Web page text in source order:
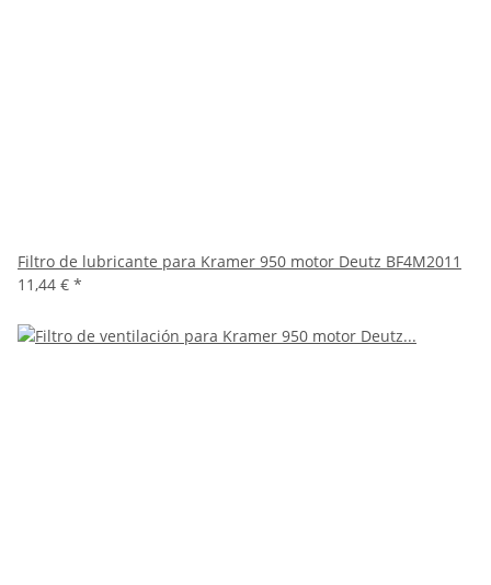
Filtro de lubricante para Kramer 950 motor Deutz BF4M2011
11,44 € *